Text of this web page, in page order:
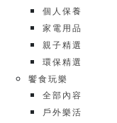
個人保養
家電用品
親子精選
環保精選
饗食玩樂
全部內容
戶外樂活